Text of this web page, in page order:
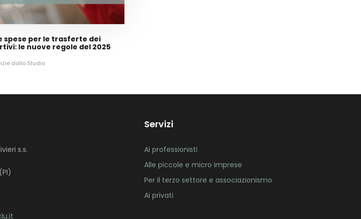
spese per le trasferte dei
le nuove regole del 2025
dallo Studio
s.s.
Servizi
Ai professionisti
Alle piccole e micro imprese
Per il terzo settore e associazionismo
Ai privati